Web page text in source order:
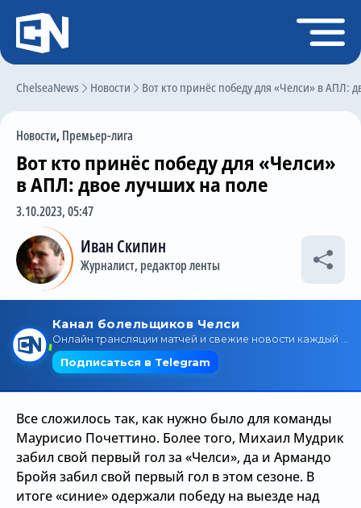
ChelseaNews Новости Вот кто принёс победу для «Челси» в АПЛ:
Новости, Премьер-лига
Вот кто принёс победу для «Челси»
в АПЛ: двое лучших на поле
3.10.2023, 05:47
Иван Скипин
Журналист, редактор ленты
Все сложилось так, как нужно было для команды
Маурисио Почеттино. Более того, Михаил Мудрик
забил свой первый гол за «Челси», да и Армандо
Бройя забил свой первый гол в этом сезоне. В
итоге «синие» одержали победу на выезде над
Регистрация
Главная
Трансферы
Слухи
История Челси
Статистика
Календарь игр
Состав команды
Поиск по сайту
Трансляции
О сайте
Контакты